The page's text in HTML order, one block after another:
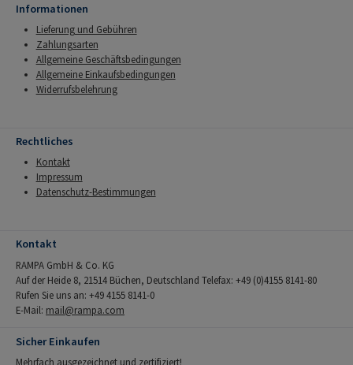
Informationen
Lieferung und Gebühren
Zahlungsarten
Allgemeine Geschäftsbedingungen
Allgemeine Einkaufsbedingungen
Widerrufsbelehrung
Rechtliches
Kontakt
Impressum
Datenschutz-Bestimmungen
Kontakt
RAMPA GmbH & Co. KG
Auf der Heide 8, 21514 Büchen, Deutschland Telefax: +49 (0)4155 8141-80
Rufen Sie uns an: +49 4155 8141-0
E-Mail: mail@rampa.com
Sicher Einkaufen
Mehrfach ausgezeichnet und zertifiziert!